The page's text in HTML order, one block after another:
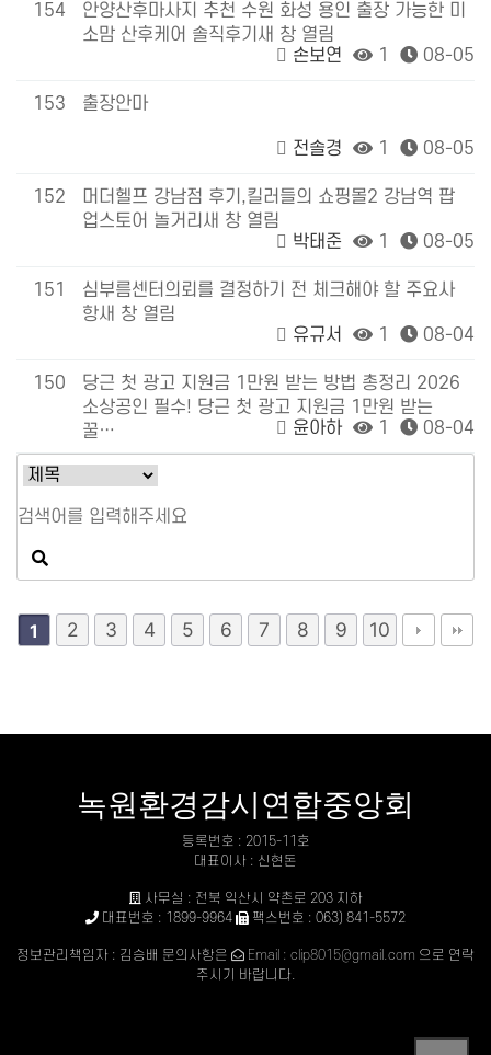
154
안양산후마사지 추천 수원 화성 용인 출장 가능한 미
소맘 산후케어 솔직후기새 창 열림
손보연
1 08-05
153 출장안마
전솔경 1 08-05
152
머더헬프 강남점 후기,킬러들의 쇼핑몰2 강남역 팝
업스토어 놀거리새 창 열림
박태준
1 08-05
151
심부름센터의뢰를 결정하기 전 체크해야 할 주요사
항새 창 열림
유규서
1 08-04
150
당근 첫 광고 지원금 1만원 받는 방법 총정리 2026
소상공인 필수! 당근 첫 광고 지원금 1만원 받는
꿀…
윤아하 1 08-04
1 2 3 4 5 6 7 8 9 10
녹원환경감시연합중앙회
등록번호 : 2015-11호
대표이사 : 신현돈
사무실 : 전북 익산시 약촌로 203 지하
대표번호 : 1899-9964
팩스번호 : 063) 841-5572
정보관리책임자 : 김승배 문의사항은 Email : clip8015@gmail.com 으로 연락
주시기 바랍니다.